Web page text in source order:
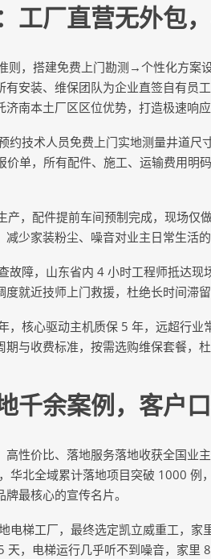
厂直营无外包
则，搭建免费上门勘测→个性化方
安装、维保团队为企业直签自有员
南本土厂区区位优势，打造极速响应
技术人员免费上门实地测量井道尺
单，所有配件、施工、运输费用明
，配件提前车间预制完成，现场仅
少家装粉尘、噪音对业主日常生活的
障，山东省内 4 小时工程师抵达现
就近技师上门救援，杜绝长时间滞留
核心驱动主机质保 5 年，远超行业
与收费标准，按需选购维保套餐，杜
余案例，客户
价比、落地服务落地收获全国业
华北全域累计落地项目突破 1000 例
最核心的宣传名片。
梯工厂，最终选定凯立威重工，家
，电梯运行几乎听不到噪音，家里